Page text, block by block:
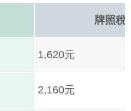
牌照稅
1,620元
2,160元